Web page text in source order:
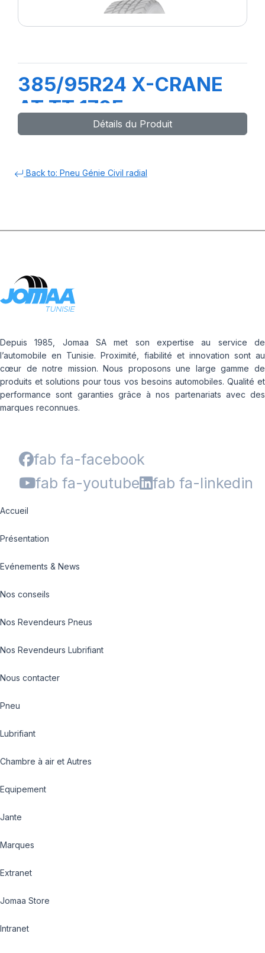
385/95R24 X-CRANE
AT TT 170F
Détails du Produit
Back to: Pneu Génie Civil radial
Depuis 1985, Jomaa SA met son expertise au service de
l’automobile en Tunisie. Proximité, fiabilité et innovation sont au
cœur de notre mission. Nous proposons une large gamme de
produits et solutions pour tous vos besoins automobiles. Qualité et
performance sont garanties grâce à nos partenariats avec des
marques reconnues.
fab fa-facebook
fab fa-youtube
fab fa-linkedin
Accueil
Présentation
Evénements & News
Nos conseils
Nos Revendeurs Pneus
Nos Revendeurs Lubrifiant
Nous contacter
Pneu
Lubrifiant
Chambre à air et Autres
Equipement
Jante
Marques
Extranet
Jomaa Store
Intranet